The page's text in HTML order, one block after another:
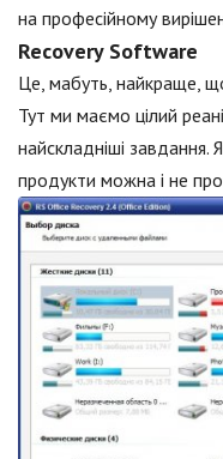
на професійному
Recovery Software
Це, мабуть, найкраще,
Тут ми маємо цілий
найскладніші завдання.
продукти можна і не